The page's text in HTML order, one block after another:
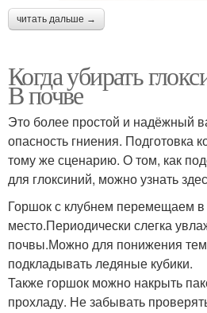
читать дальше →
Когда убирать
В почве
Это более простой и надёжный
опасность гниения. Подготовка
тому же сценарию. О том, как
для глоксиний, можно узнать
Горшок с клубнем перемещаем
место.Периодически слегка
почвы.Можно для понижения
подкладывать ледяные кубики.
Также горшок можно накрыть
прохладу. Не забывать